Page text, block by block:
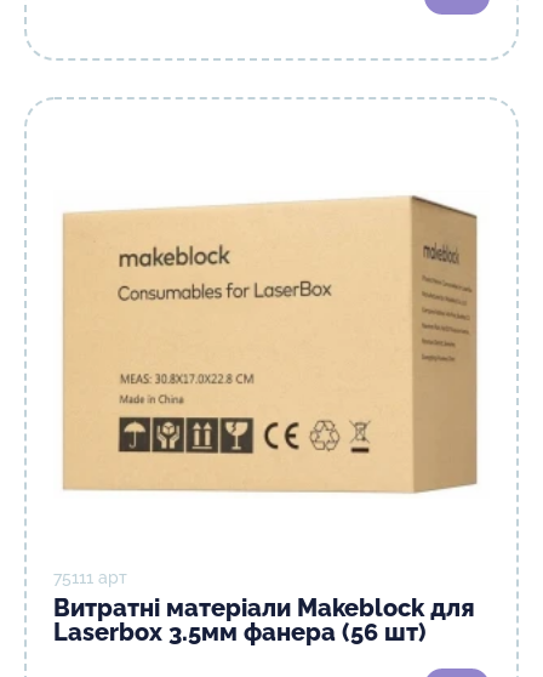
75111 арт
Витратні матеріали Makeblock для
Laserbox 3.5мм фанера (56 шт)